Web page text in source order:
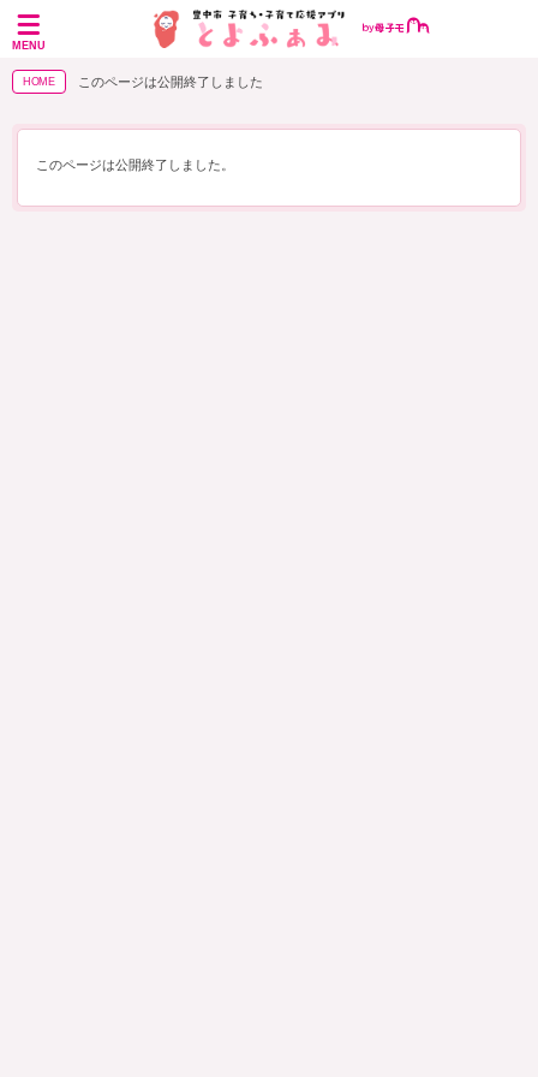
MENU
HOME このページは公開終了しました
このページは公開終了しました。